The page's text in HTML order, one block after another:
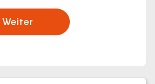
Weiter